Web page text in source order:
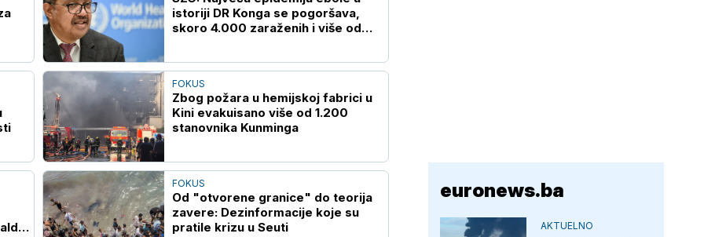
istoriji DR Konga se pogoršava,
skoro 4.000 zaraženih i više od
FOKUS
Zbog požara u hemijskoj fabrici u
Kini evakuisano više od 1.200
stanovnika Kunminga
FOKUS
Od "otvorene granice" do teorija
zavere: Dezinformacije koje su
pratile krizu u Seuti
euronews.ba
AKTUELNO